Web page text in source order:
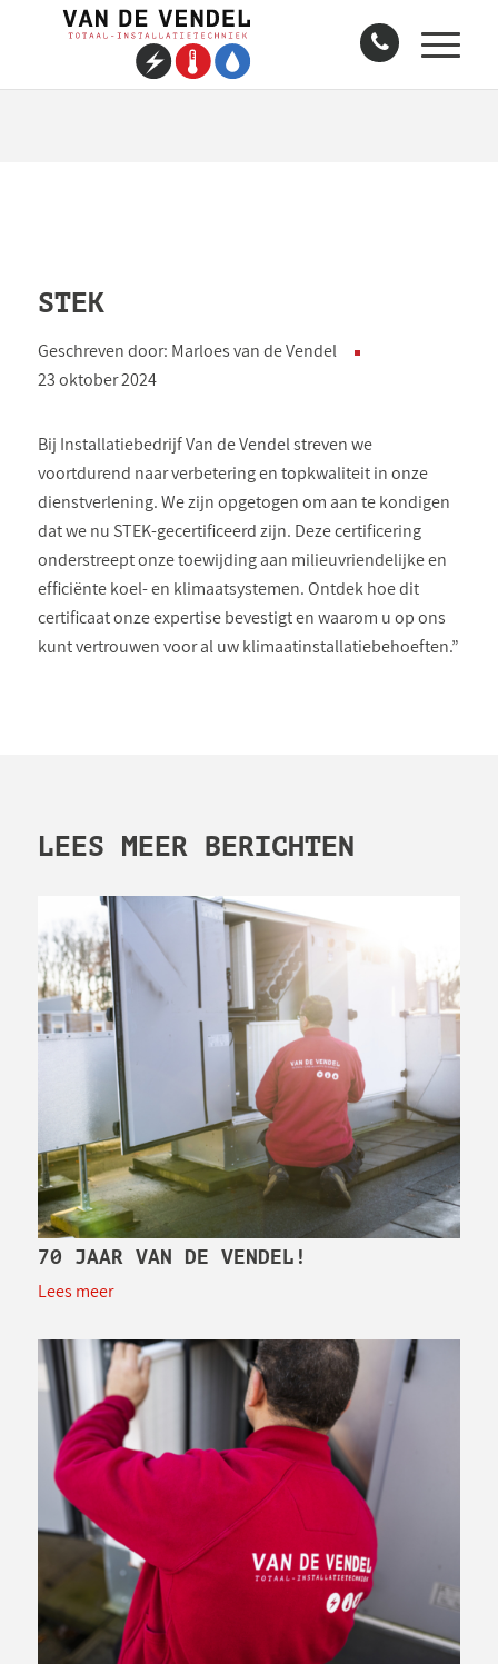
STEK
Geschreven door: Marloes van de Vendel
23 oktober 2024
Bij Installatiebedrijf Van de Vendel streven we
voortdurend naar verbetering en topkwaliteit in onze
dienstverlening. We zijn opgetogen om aan te kondigen
dat we nu STEK-gecertificeerd zijn. Deze certificering
onderstreept onze toewijding aan milieuvriendelijke en
efficiënte koel- en klimaatsystemen. Ontdek hoe dit
certificaat onze expertise bevestigt en waarom u op ons
kunt vertrouwen voor al uw klimaatinstallatiebehoeften.”
LEES MEER BERICHTEN
70 JAAR VAN DE VENDEL!
Lees meer